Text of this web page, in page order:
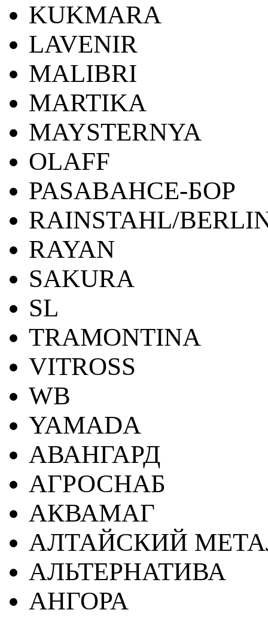
KUKMARA
LAVENIR
MALIBRI
MARTIKA
MAYSTERNYA
OLAFF
PASABAHCE-БОР
RAINSTAHL/
RAYAN
SAKURA
SL
TRAMONTINA
VITROSS
WB
YAMADA
АВАНГАРД
АГРОСНАБ
АКВАМАГ
АЛТАЙСКИЙ
АЛЬТЕРНАТИВА
АНГОРА